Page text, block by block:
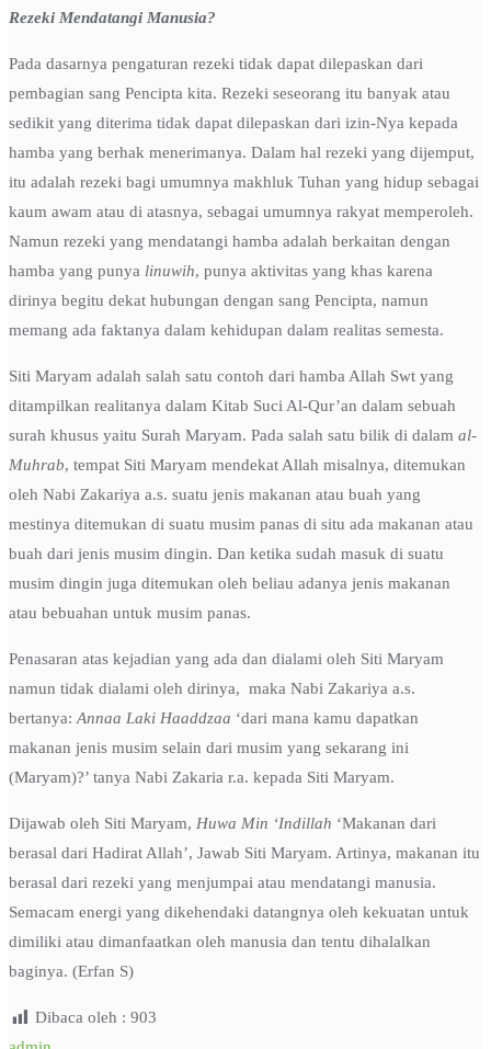
Rezeki Mendatangi Manusia?
Pada dasarnya pengaturan rezeki tidak dapat dilepaskan dari
pembagian sang Pencipta kita. Rezeki seseorang itu banyak atau
sedikit yang diterima tidak dapat dilepaskan dari izin-Nya kepada
hamba yang berhak menerimanya. Dalam hal rezeki yang dijemput,
itu adalah rezeki bagi umumnya makhluk Tuhan yang hidup sebagai
kaum awam atau di atasnya, sebagai umumnya rakyat memperoleh.
Namun rezeki yang mendatangi hamba adalah berkaitan dengan
hamba yang punya linuwih, punya aktivitas yang khas karena
dirinya begitu dekat hubungan dengan sang Pencipta, namun
memang ada faktanya dalam kehidupan dalam realitas semesta.
Siti Maryam adalah salah satu contoh dari hamba Allah Swt yang
ditampilkan realitanya dalam Kitab Suci Al-Qur’an dalam sebuah
surah khusus yaitu Surah Maryam. Pada salah satu bilik di dalam al-
Muhrab, tempat Siti Maryam mendekat Allah misalnya, ditemukan
oleh Nabi Zakariya a.s. suatu jenis makanan atau buah yang
mestinya ditemukan di suatu musim panas di situ ada makanan atau
buah dari jenis musim dingin. Dan ketika sudah masuk di suatu
musim dingin juga ditemukan oleh beliau adanya jenis makanan
atau bebuahan untuk musim panas.
Penasaran atas kejadian yang ada dan dialami oleh Siti Maryam
namun tidak dialami oleh dirinya, maka Nabi Zakariya a.s.
bertanya: Annaa Laki Haaddzaa ‘dari mana kamu dapatkan
makanan jenis musim selain dari musim yang sekarang ini
(Maryam)?’ tanya Nabi Zakaria r.a. kepada Siti Maryam.
Dijawab oleh Siti Maryam, Huwa Min ‘Indillah ‘Makanan dari
berasal dari Hadirat Allah’, Jawab Siti Maryam. Artinya, makanan itu
berasal dari rezeki yang menjumpai atau mendatangi manusia.
Semacam energi yang dikehendaki datangnya oleh kekuatan untuk
dimiliki atau dimanfaatkan oleh manusia dan tentu dihalalkan
baginya. (Erfan S)
Dibaca oleh : 903